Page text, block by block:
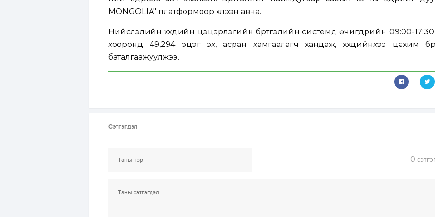
MONGOLIA" платформоор хүлээн авна.
Нийслэлийн хүүхдийн цэцэрлэгийн бүртгэлийн системд өчигдрийн 09:00-
хооронд 49,294 эцэг эх, асран хамгаалагч хандаж, хүүхдийнхээ цахим
баталгаажуулжээ.
Сэтгэгдэл
0